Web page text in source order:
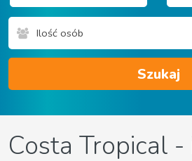
Ilość osób
Szukaj
Costa Tropical